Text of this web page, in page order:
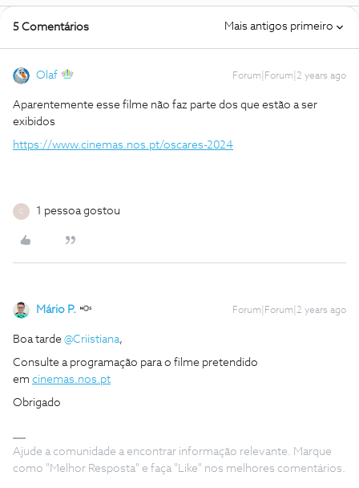
5 Comentários Mais antigos primeiro
Olaf Forum|Forum|2 years ago
Aparentemente esse filme não faz parte dos que estão a ser
exibidos
https://www.cinemas.nos.pt/oscares-2024
C 1 pessoa gostou
Mário P. Forum|Forum|2 years ago
Boa tarde @Criistiana,
Consulte a programação para o filme pretendido
em cinemas.nos.pt
Obrigado
Ajude a comunidade a encontrar informação relevante. Marque
como "Melhor Resposta" e faça "Like" nos melhores comentários.